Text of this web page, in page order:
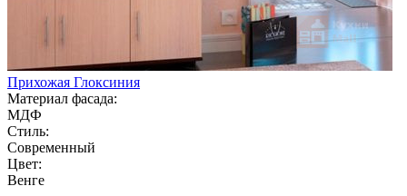
Прихожая Глоксиния
Материал фасада:
МДФ
Стиль:
Современный
Цвет:
Венге